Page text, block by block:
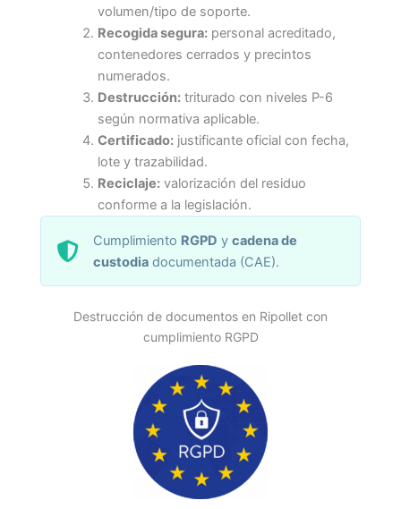
volumen/tipo de soporte.
Recogida segura:personal acreditado,
contenedores cerrados y precintos
numerados.
Destrucción:triturado con niveles P-6
según normativa aplicable.
Certificado:justificante oficial con fecha,
lote y trazabilidad.
Reciclaje:valorización del residuo
conforme a la legislación.
Cumplimiento RGPD ycadena de
custodia documentada (CAE).
Destrucción de documentos en Ripollet con
cumplimiento RGPD